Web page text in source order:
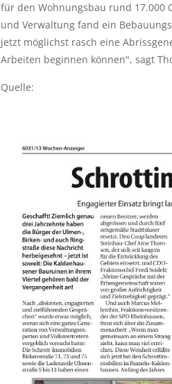
für den Wohnungsbau rund 17.000
und Verwaltung fand ein
jetzt möglichst rasch eine
Arbeiten beginnen können", sagt
Quelle: